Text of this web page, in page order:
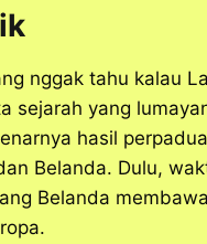
nggak tahu kalau
sejarah yang
hasil
Belanda. Dulu,
Belanda